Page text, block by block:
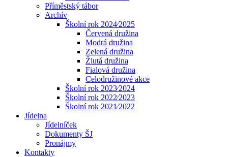
Příměstský tábor
Archív
Školní rok 2024⁄2025
Červená družina
Modrá družina
Zelená družina
Žlutá družina
Fialová družina
Celodružinové akce
Školní rok 2023⁄2024
Školní rok 2022⁄2023
Školní rok 2021⁄2022
Jídelna
Jídelníček
Dokumenty ŠJ
Pronájmy
Kontakty